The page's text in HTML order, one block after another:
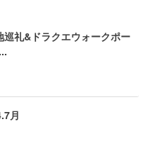
巡礼&ドラクエウォークポー
月